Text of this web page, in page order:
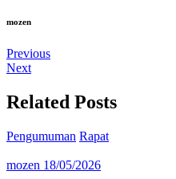
mozen
Previous
Next
Related Posts
Pengumuman Rapat
mozen 18/05/2026